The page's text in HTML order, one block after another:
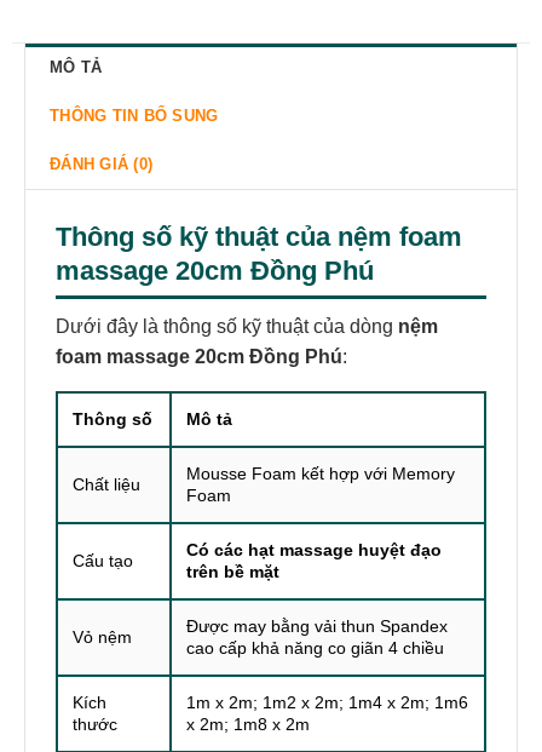
MÔ TẢ
THÔNG TIN BỔ SUNG
ĐÁNH GIÁ (0)
Thông số kỹ thuật của nệm foam
massage 20cm Đồng Phú
Dưới đây là thông số kỹ thuật của dòng nệm
foam massage 20cm Đồng Phú:
Thông số Mô tả
Chất liệu
Mousse Foam kết hợp với Memory
Foam
Cấu tạo
Có các hạt massage huyệt đạo
trên bề mặt
Vỏ nệm
Được may bằng vải thun Spandex
cao cấp khả năng co giãn 4 chiều
Kích
thước
1m x 2m; 1m2 x 2m; 1m4 x 2m; 1m6
x 2m; 1m8 x 2m